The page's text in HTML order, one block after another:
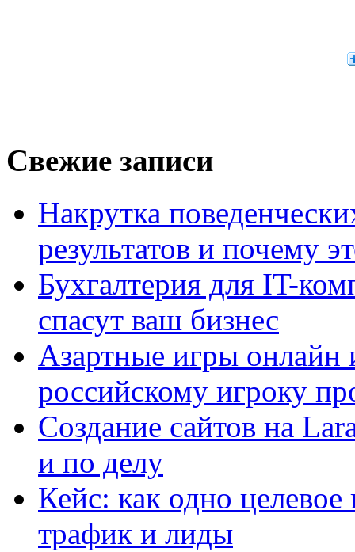
Свежие записи
Накрутка
результатов и почему
Бухгалтерия для IT-
спасут ваш бизнес
Азартные игры онлайн
российскому игроку
Создание сайтов на
и по делу
Кейс: как одно
трафик и лиды